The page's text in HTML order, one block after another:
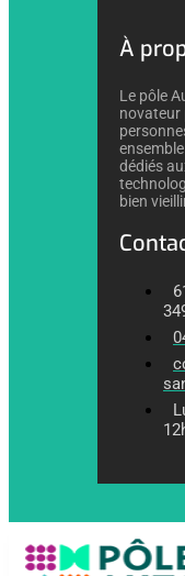
À
Le pôle
novateur
dédiés
bien